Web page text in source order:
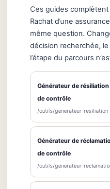
Ces guides
Rachat d’une
même question.
décision recherchée,
l’étape du parcours
Générateur de
de contrôle
/outils/generateur-resiliation
Générateur de
de contrôle
/outils/generateur-